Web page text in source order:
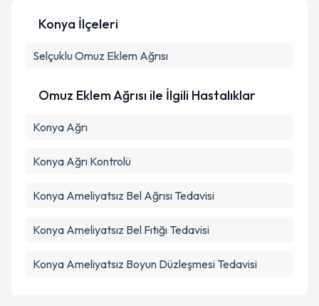
Metni'ni okudum ve kişisel verilerimin belirtilen
Konya İlçeleri
SelçukluOmuz Eklem Ağrısı
Omuz Eklem Ağrısı ile İlgili Hastalıklar
Konya Ağrı
Konya Ağrı Kontrolü
Konya Ameliyatsız Bel Ağrısı Tedavisi
Konya Ameliyatsız Bel Fıtığı Tedavisi
Konya Ameliyatsız Boyun Düzleşmesi Tedavisi